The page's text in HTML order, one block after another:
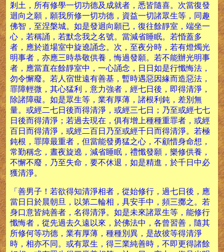
剎土，所有修學一切功德及成就者，悉皆隨喜。次當復發
迴向之願，願我所修一切功德，資益一切諸眾生等，同趣
佛智，至涅槃城。如是發迴向願已，復往餘靜室，端坐一
心，若稱誦，若默念我之名號。當減省睡眠。若惛蓋多
者，應於道場室中旋遶誦念。次，至夜分時，若有燈燭光
明事者，亦應三時恭敬供養，悔過發願。若不能辦光明事
者，應當直在餘靜室中，一心誦念，日日如是行懺悔法，
勿令懈廢。若人宿世遠有善基，暫時遇惡因緣而造惡法，
罪障輕微，其心猛利，意力強者，經七日後，即得清淨，
除諸障礙。如是眾生等，業有厚薄，諸根利鈍，差別無
量。或經二七日後而得清淨，或經三七日；乃至或經七七
日後而得清淨；若過去現在，俱有增上種種重罪者，或經
百日而得清淨，或經二百日乃至或經千日而得清淨。若極
鈍根，罪障最重者，但當能發勇猛之心，不顧惜身命想，
常勤稱念，晝夜旋遶，減省睡眠，禮懺發願，樂修供養，
不懈不廢，乃至失命，要不休退，如是精進，於千日中必
獲清淨。
「善男子！若欲得知清淨相者，從始修行，過七日後，應
當日日於晨朝旦，以第二輪相，具安手中，頻三擲之。若
身口意皆純善者，名得清淨。如是未來諸眾生等，能修行
懺悔者，從先過去久遠以來，於佛法中，各曾習善，隨其
所修何等功德，業有厚薄，種種別異，是故彼等得清淨
時，相亦不同。或有眾生，得三業純善時，不即更得諸餘